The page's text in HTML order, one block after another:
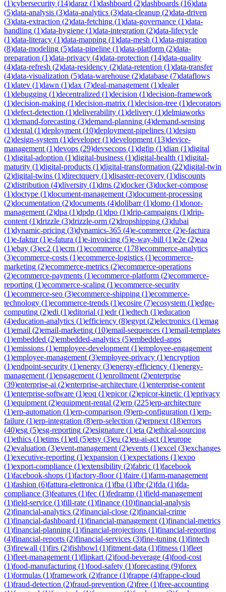
(1)cybersecurity (14)daraz (1)dashboard (2)dashboards (16)data
(5)data-analysis (3)data-analytics (3)data-cleanup (2)data-driven
(3)data-extraction (2)data-fetching (1)data-governance (1)data-
handling (1)data-hygiene (1)data-integration (2)data-lifecycle
(1)data-literacy (1)data-mapping (1)data-mesh (1)data-migration
(8)data-modeling (5)data-pipeline (1)data-platform (2)data-
preparation (1)data-privacy (4)data-protection (14)data-quality
(4)data-refresh (2)data-residency (2)data-retention (1)data-transfer
(4)data-visualization (5)data-warehouse (2)database (7)dataflows
(1)datev (1)dawn (1)dax (7)deal-management (1)dealer
(1)debugging (1)decentralized (1)decision (1)decision-framework
(1)decision-making (1)decision-matrix (1)decision-tree (1)decorators
(1)defect-detection (1)deliverability (1)delivery (1)delmiaworks
(1)demand-forecasting (3)demand-planning (4)demand-sensing
(1)dental (1)deployment (10)deployment-pipelines (1)design
(2)design-system (1)developer(1)development (13)device-
management (1)devops (29)devsecops (1)dgfip (1)dian (1)digital
(1)digital-adoption (1)digital-business (1)digital-health (1)digital-
maturity (1)digital-products (1)digital-transformation (22)digital-twin
(2)digital-twins (1)directquery (1)disaster-recovery (1)discounts
(2)distribution (4)diversity (1)dms (2)docker(3)docker-compose
(1)doctype (1)document-management (3)document-processing
(2)documentation (2)documents (4)dolibarr(1)domo (1)donor-
management (2)dpa (1)dpdp (1)dpo (1)drip-campaigns (1)drip-
content (1)drizzle (3)drizzle-orm (2)dropshipping (3)dubai
(1)dynamic-pricing (3)dynamics-365 (4)e-commerce (2)e-factura
(1)e-faktur(1)e-fatura (1)e-invoicing (5)e-way-bill (1)e2e (2)eaa
(1)ebay (3)ec2 (1)ecm (1)ecommerce (178)ecommerce-analytics
(3)ecommerce-costs (1)ecommerce-logistics (1)ecommerce-
marketing (2)ecommerce-metrics (2)ecommerce-operations
(2)ecommerce-payments (1)ecommerce-platform (2)ecommerce-
reporting (1)ecommerce-scaling (1)ecommerce-security
(1)ecommerce-seo (3)ecommerce-shipping (1)ecommerce-
technology (1)ecommerce-trends (1)ecosire (7)ecosystem (1)edge-
computing (2)edi (1)editorial (1)edr(1)edtech (1)education
(4)education-analytics (1)efficiency (8)egypt (2)electronics (1)emag
(1)email (2)email-marketing (10)email-sequences (1)email-templates
(1)embedded (2)embedded-analytics (5)embedded-apps
(1)emissions (1)employee-development (1)employee-engagement
(1)employee-management (3)employee-privacy (1)encryption
(1)endpoint-security (1)energy (3)energy-efficiency (1)energy-
management (1)engagement (1)enrollment (2)enterprise
(39)enterprise-ai (2)enterprise-architecture (1)enterprise-content
(1)enterprise-software (1)eoq (1)epicor(2)epicor-kinetic (1)eprivacy
(1)equipment (2)equipment-rental (2)erp (225)erp-architecture
(1)erp-automation (1)erp-comparison (9)erp-configuration (1)erp-
failure (1)erp-integration (8)erp-selection (2)erpnext (18)errors
(40)esg (5)esg-reporting (2)esignature (1)eta (2)ethical-sourcing
(1)ethics (1)etims (1)etl (5)etsy (3)eu (2)eu-ai-act (1)europe
(2)evaluation (3)event-management (2)events (1)excel (3)exchanges
(1)executive-reporting (1)expansion (1)expectations (1)expo
(1)export-compliance (1)extensibility (2)fabric (1)facebook
(1)facebook-shops (1)factory-floor(1)faire (1)farm-management
(1)fashion (6)fattura-elettronica (1)fba (1)fbr(2)fda (1)fda-
compliance (3)features (1)fec (1)fedramp (1)field-management
(1)field-service (1)fill-rate (1)finance (10)financial-analysis
(2)financial-analytics (2)financial-close (2)financial-crime
(1)financial-dashboard (1)financial-management (1)financial-metrics
(1)financial-planning (1)financial-projections (1)financial-reporting
(4)financial-reports (2)financial-services (3)fine-tuning (1)fintech
(3)firewall (1)firs (2)fishbowl (1)fitment-data (1)fitness (1)fleet
(1)fleet-management (1)flipkart (2)food-beverage (4)food-cost
(1)food-manufacturing (1)food-safety (1)forecasting (9)forex
(1)formulas (1)framework (2)france (1)frappe (4)frappe-cloud
(1)fraud-detection (2)fraud-prevention (2)free (1)free-accounting